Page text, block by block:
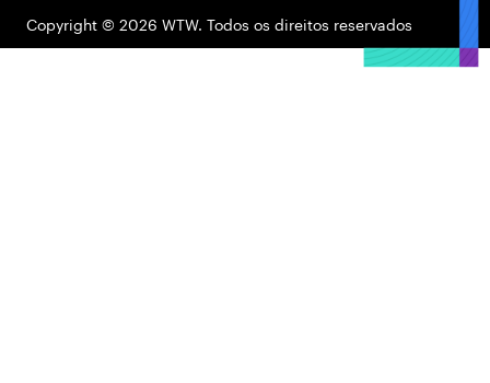
Copyright © 2026 WTW. Todos os direitos reservados